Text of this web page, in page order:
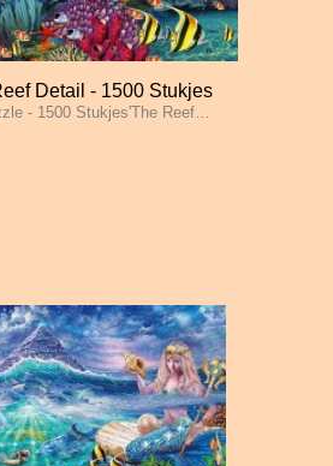
Detail - 1500 Stukjes
- 1500 Stukjes'The Reef…